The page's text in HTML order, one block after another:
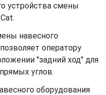
устройства смены
навесного
оператору
"задний ход" для
углов.
оборудования